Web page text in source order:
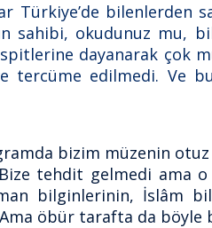
Türkiye’de bilenlerden
sahibi, okudunuz mu,
dayanarak çok
tercüme edilmedi. Ve
bizim müzenin
tehdit gelmedi ama o
bilginlerinin, İslâm
öbür tarafta da böyle